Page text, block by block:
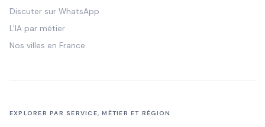
Discuter sur WhatsApp
L'IA par métier
Nos villes en France
EXPLORER PAR SERVICE, MÉTIER ET RÉGION